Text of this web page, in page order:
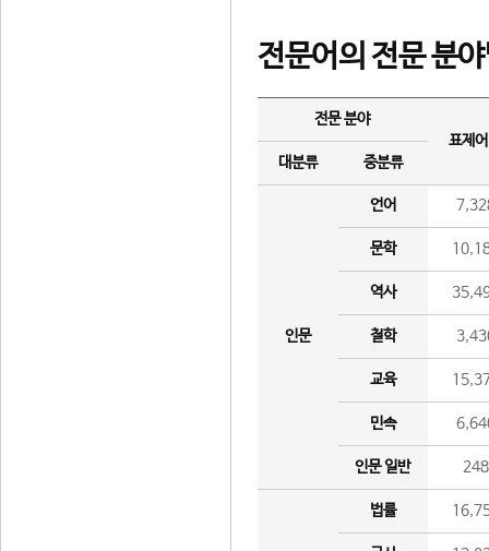
전문어의 전문 분
전문 분야
표제
대분류
중분류
인문
언어
문학
역사
철학
교육
민속
인문 일반 248
법률